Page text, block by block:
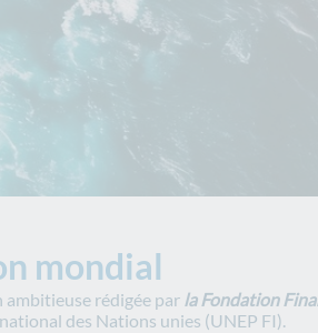
mondial
ambitieuse rédigée par la Fondation
des Nations unies (UNEP FI).